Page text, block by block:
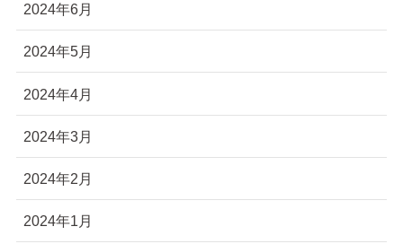
2024年6月
2024年5月
2024年4月
2024年3月
2024年2月
2024年1月